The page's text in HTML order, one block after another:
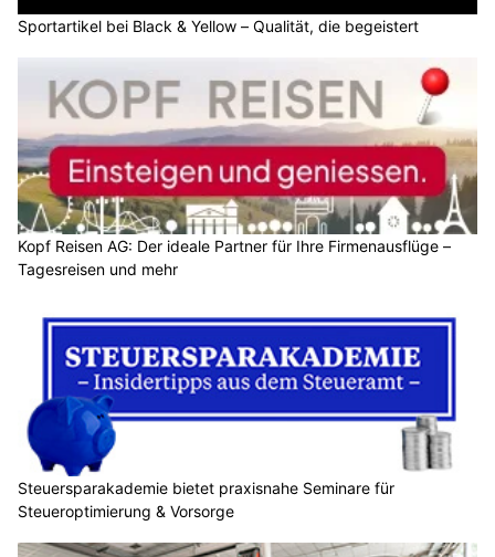
Sportartikel bei Black & Yellow – Qualität, die begeistert
Kopf Reisen AG: Der ideale Partner für Ihre Firmenausflüge –
Tagesreisen und mehr
Steuersparakademie bietet praxisnahe Seminare für
Steueroptimierung & Vorsorge